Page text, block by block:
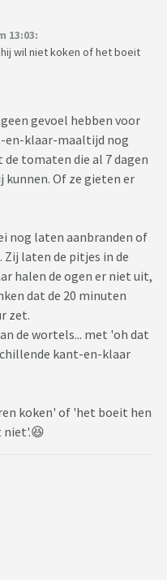
13:03:
wil niet koken of het boeit
gevoel hebben voor
en-klaar-maaltijd nog
tomaten die al 7 dagen
kunnen. Of ze gieten er
nog laten aanbranden of
laten de pitjes in de
halen de ogen er niet uit,
dat de 20 minuten
zet.
de wortels... met 'oh dat
kant-en-klaar
koken' of 'het boeit hen
niet'.😆